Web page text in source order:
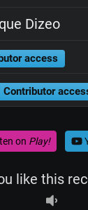
Dizeo
access
Contributor
on Play!
like this